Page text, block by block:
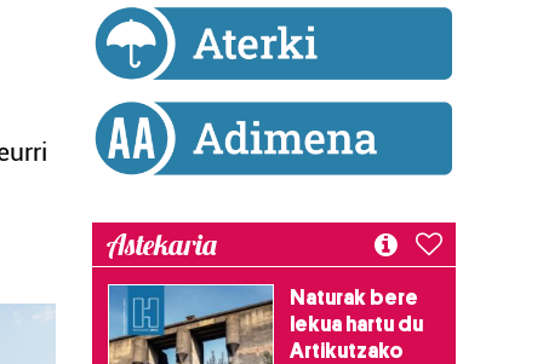
Astekaria
Naturak bere
lekua hartu du
Artikutzako